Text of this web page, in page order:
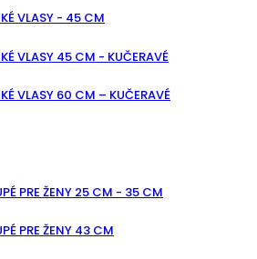
VLASY - 45 CM
VLASY 45 CM - KUČERAVÉ
VLASY 60 CM – KUČERAVÉ
PRE ŽENY 25 CM - 35 CM
PRE ŽENY 43 CM